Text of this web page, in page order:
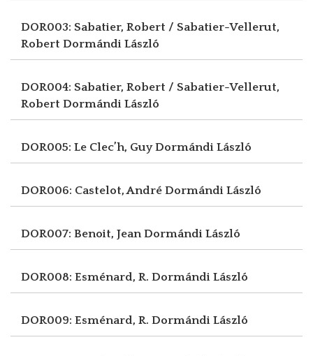
DOR003: Sabatier, Robert / Sabatier-Vellerut,
Robert Dormándi László
DOR004: Sabatier, Robert / Sabatier-Vellerut,
Robert Dormándi László
DOR005: Le Clec’h, GuyDormándi László
DOR006: Castelot, André Dormándi László
DOR007: Benoit, JeanDormándi László
DOR008: Esménard, R. Dormándi László
DOR009: Esménard, R. Dormándi László